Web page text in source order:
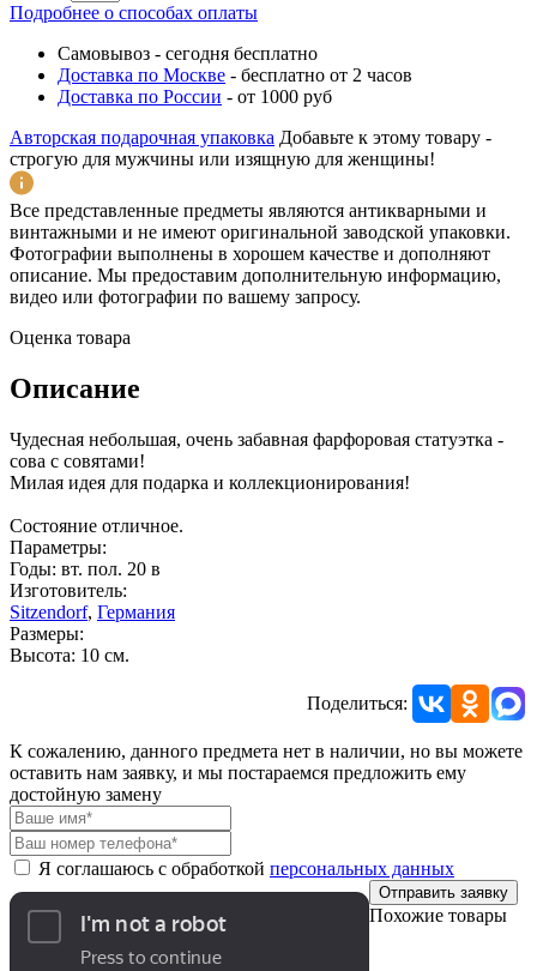
Подробнее о способах оплаты
Самовывоз - сегодня бесплатно
Доставка по Москве - бесплатно от 2 часов
Доставка по России - от 1000 руб
Авторская подарочная упаковка Добавьте к этому товару -
строгую для мужчины или изящную для женщины!
Все представленные предметы являются антикварными и
винтажными и не имеют оригинальной заводской упаковки.
Фотографии выполнены в хорошем качестве и дополняют
описание. Мы предоставим дополнительную информацию,
видео или фотографии по вашему запросу.
Оценка товара
Описание
Чудесная небольшая, очень забавная фарфоровая статуэтка -
сова с совятами!
Милая идея для подарка и коллекционирования!
Состояние отличное.
Параметры:
Годы: вт. пол. 20 в
Изготовитель:
Sitzendorf, Германия
Размеры:
Высота: 10 см.
Поделиться:
К сожалению, данного предмета нет в наличии, но вы можете
оставить нам заявку, и мы постараемся предложить ему
достойную замену
Я соглашаюсь с обработкой персональных данных
Отправить заявку
Похожие товары